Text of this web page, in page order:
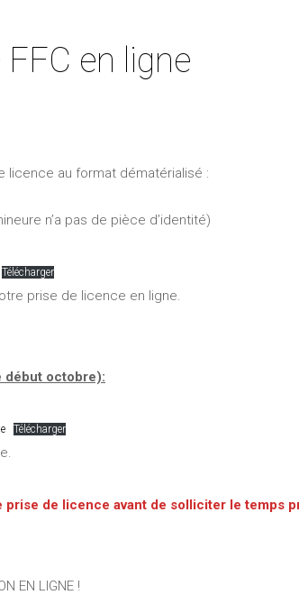
en ligne
licence au format dématérialisé :
n’a pas de pièce d’identité)
Télécharger
prise de licence en ligne.
début octobre):
Télécharger
de licence avant de solliciter le temps
EN LIGNE !